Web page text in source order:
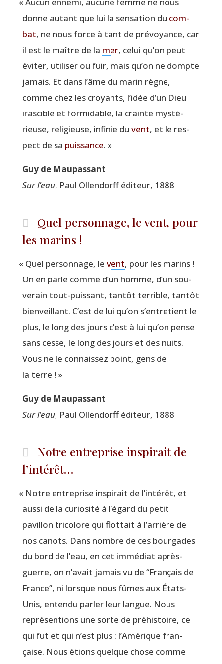
donne autant que lui la sen­sa­tion du com­
bat, ne nous force à tant de pré­voyance, car
il est le maître de la mer, celui qu’on peut
évi­ter, uti­li­ser ou fuir, mais qu’on ne dompte
jamais. Et dans l’âme du marin règne,
comme chez les croyants, l’idée d’un Dieu
iras­cible et for­mi­dable, la crainte mys­té­
rieuse, reli­gieuse, infi­nie du vent, et le res­
pect de sa puis­sance. »
Guy de Maupassant
Sur l’eau, Paul Ollen­dorff édi­teur, 1888
Quel personnage, le vent, pour
les marins !
« Quel per­son­nage, le vent, pour les marins !
On en parle comme d’un homme, d’un sou­
ve­rain tout-puis­sant, tan­tôt ter­rible, tan­tôt
bien­veillant. C’est de lui qu’on s’entretient le
plus, le long des jours c’est à lui qu’on pense
sans cesse, le long des jours et des nuits.
Vous ne le connais­sez point, gens de
la terre ! »
Guy de Maupassant
Sur l’eau, Paul Ollen­dorff édi­teur, 1888
Notre entreprise inspirait de
l’intérêt…
« Notre entre­prise ins­pi­rait de l’in­té­rêt, et
aus­si de la curio­si­té à l’é­gard du petit
pavillon tri­co­lore qui flot­tait à l’ar­rière de
nos canots. Dans nombre de ces bour­gades
du bord de l’eau, en cet immé­diat après-
guerre, on n’a­vait jamais vu de “Fran­çais de
France”, ni lorsque nous fûmes aux États-
Unis, enten­du par­ler leur langue. Nous
repré­sen­tions une sorte de pré­his­toire, ce
qui fut et qui n’est plus : l’A­mé­rique fran­
çaise. Nous étions quelque chose comme